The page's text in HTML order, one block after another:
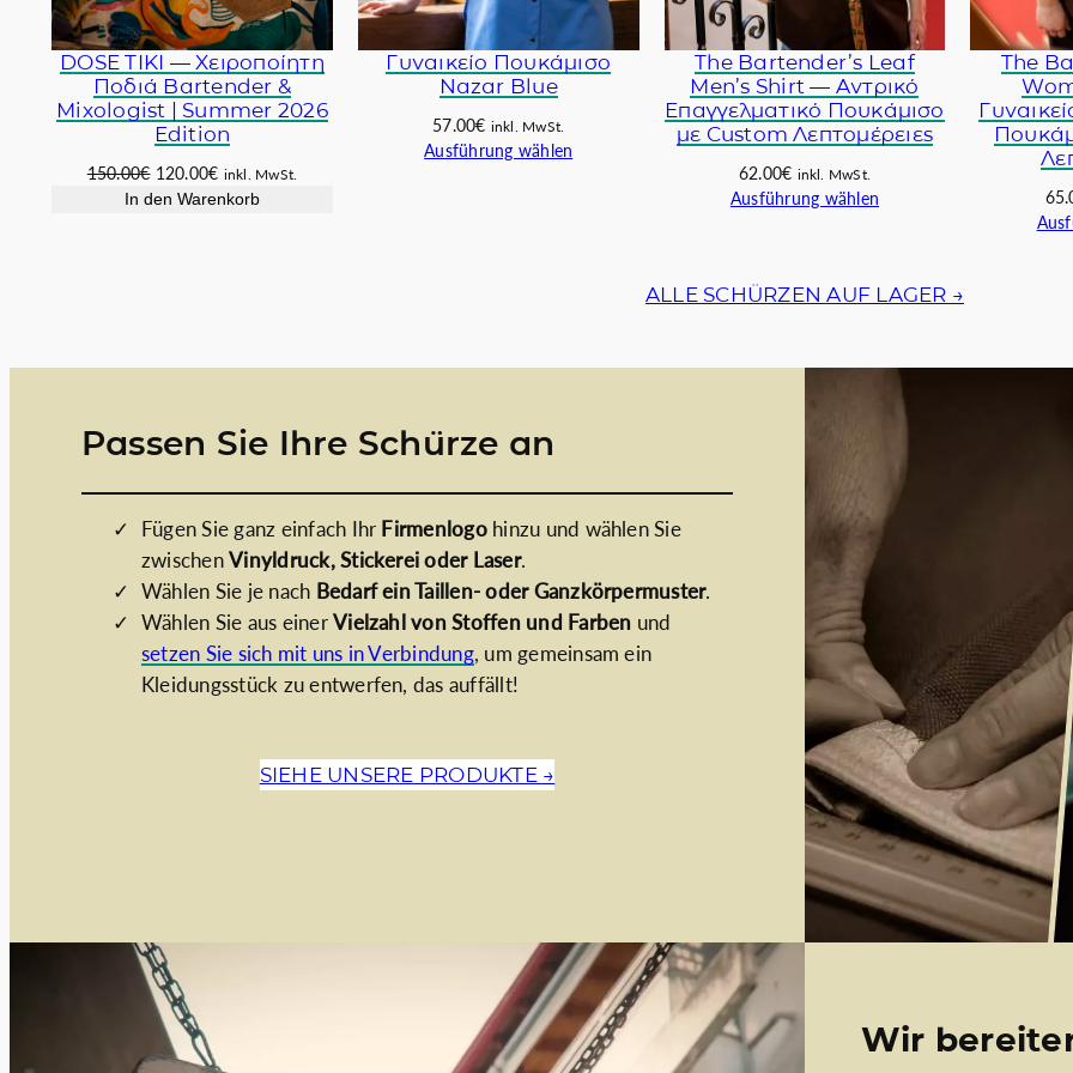
DOSE TIKI — Χειροποίητη
Ποδιά Bartender &
Mixologist | Summer 2026
Edition
150.00€ Ursprünglicher
Preis
120.00€Aktueller
Preis
inkl. MwSt.
In den Warenkorb
Γυναικείο Πουκάμισο
Nazar Blue
57.00€ inkl. MwSt.
Ausführung wählen
The Bartender’s Leaf
Men’s Shirt — Αντρικό
Επαγγελματικό Πουκάμισο
με Custom Λεπτομέρειες
62.00€ inkl. MwSt.
Ausführung wählen
The
ALLE SCHÜRZEN AUF LAGER →
Passen Sie Ihre Schürze an
Fügen Sie ganz einfach Ihr Firmenlogohinzu und wählen Sie
zwischenVinyldruck, Stickerei oder Laser.
Wählen Sie je nach Bedarf ein Taillen- oder Ganzkörpermuster.
Wählen Sie aus einerVielzahl von Stoffen und Farben und
setzen Sie sich mit uns in Verbindung, um gemeinsam ein
Kleidungsstück zu entwerfen, das auffällt!
SIEHE UNSERE PRODUKTE →
Wir